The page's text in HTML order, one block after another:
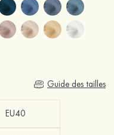
Guide des tailles
EU40